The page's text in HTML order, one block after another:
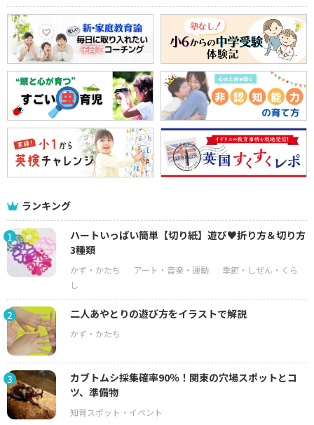
ランキング
1
ハートいっぱい簡単【切り紙】遊び♥折り方＆切り方
3種類
2 二人あやとりの遊び方をイラストで解説
3
カブトムシ採集確率90％！関東の穴場スポットとコ
ツ、準備物